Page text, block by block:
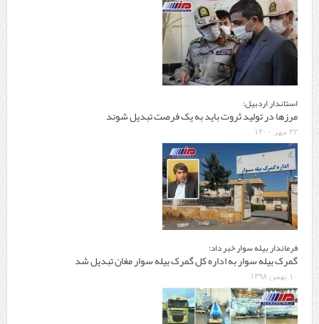
استاندار اردبیل:
مرزها در تولید ثروت باید به یک فرصت تبدیل شوند
۲۲ مهر ۱۴۰۰
فرماندار بیله سوار خبر داد:
گمرک بیله سوار به اداره کل گمرک بیله سوار مغان تبدیل شد
۱۰ بهمن ۱۳۹۸